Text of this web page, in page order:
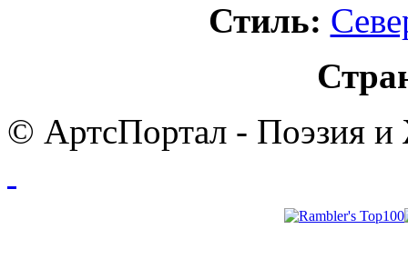
Стиль:
© АртсПортал - Поэзия